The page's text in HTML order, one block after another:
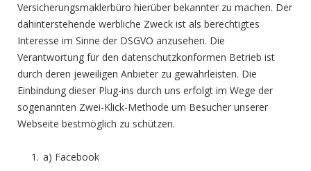
Versicherungsmaklerbüro hierüber bekannter zu machen. Der
dahinterstehende werbliche Zweck ist als berechtigtes
Interesse im Sinne der DSGVO anzusehen. Die
Verantwortung für den datenschutzkonformen Betrieb ist
durch deren jeweiligen Anbieter zu gewährleisten. Die
Einbindung dieser Plug-ins durch uns erfolgt im Wege der
sogenannten Zwei-Klick-Methode um Besucher unserer
Webseite bestmöglich zu schützen.
a) Facebook